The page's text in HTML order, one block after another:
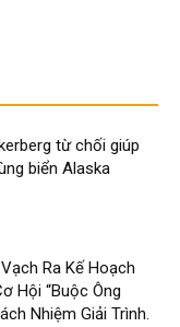
từ chối giúp
biển Alaska
Ra Kế Hoạch
Hội “Buộc Ông
Nhiệm Giải Trình.